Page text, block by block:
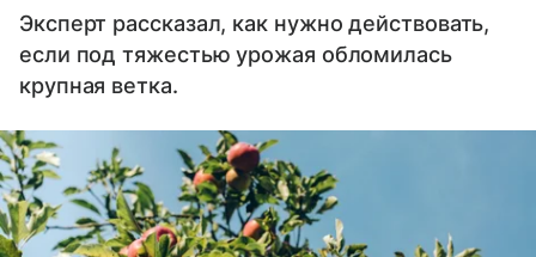
Эксперт рассказал, как нужно действовать,
если под тяжестью урожая обломилась
крупная ветка.